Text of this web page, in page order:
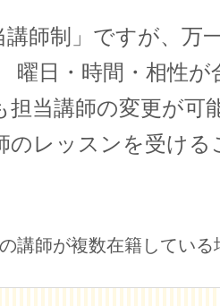
講師制」ですが、万
曜日・時間・相性
担当講師の変更が可
のレッスンを受ける
講師が複数在籍している